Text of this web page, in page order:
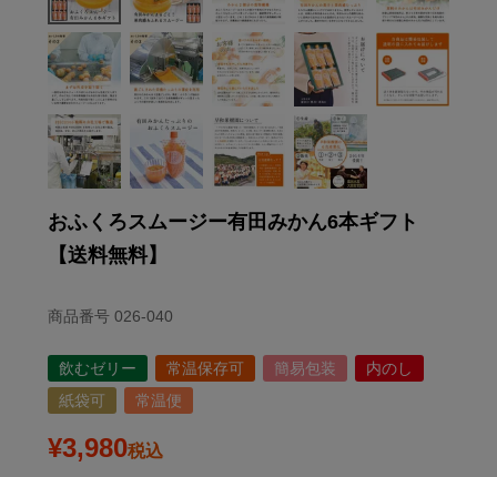
おふくろスムージー有田みかん6本ギフト
【送料無料】
商品番号 026-040
飲むゼリー 常温保存可 簡易包装
内のし
紙袋可
常温便
¥3,980税込